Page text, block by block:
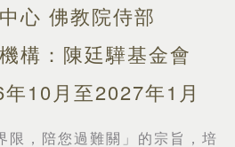
心 佛教院侍部
構：陳廷驊基金會
10月至2027年1月
限，陪您過難關」的宗旨，培